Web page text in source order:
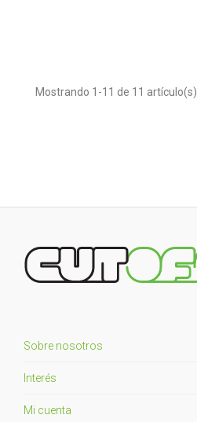
Mostrando 1-11 de 11 artículo(s)
Sobre nosotros
Interés
Mi cuenta